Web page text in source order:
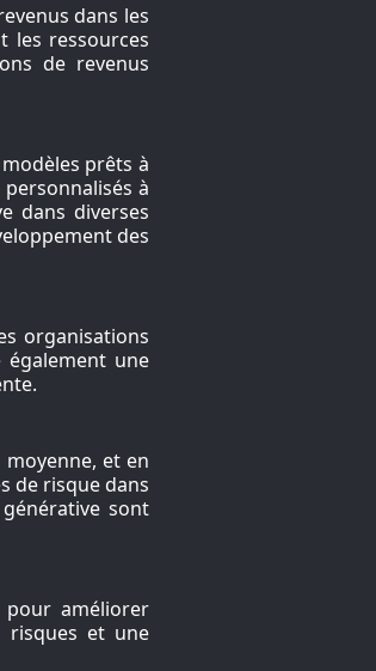
dans les
les ressources
de revenus
prêts à
à
dans diverses
des
organisations
une
et en
de risque dans
sont
améliorer
risques et une